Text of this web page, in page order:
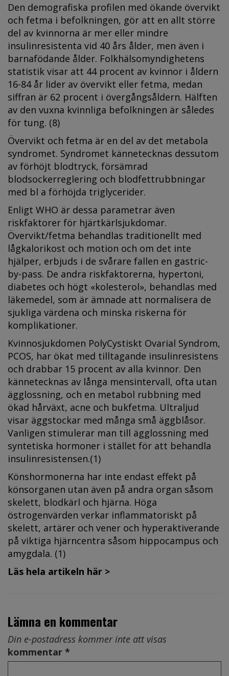
Den demografiska profilen med ökande övervikt
och fetma i befolkningen, gör att en allt större
del av kvinnorna är mer eller mindre
insulinresistenta vid 40 års ålder, men även i
barnafödande ålder. Folkhälsomyndighetens
statistik visar att 44 procent av kvinnor i åldern
16-84 år lider av övervikt eller fetma, medan
siffran är 62 procent i övergångsåldern. Hälften
av den vuxna kvinnliga befolkningen är således
för tung. (8)
Övervikt och fetma är en del av det metabola
syndromet. Syndromet kännetecknas dessutom
av förhöjt blodtryck, försämrad
blodsockerreglering och blodfettrubbningar
med bl a förhöjda triglycerider.
Enligt WHO är dessa parametrar även
riskfaktorer för hjärtkärlsjukdomar.
Övervikt/fetma behandlas traditionellt med
lågkalorikost och motion och om det inte
hjälper, erbjuds i de svårare fallen en gastric-
by-pass. De andra riskfaktorerna, hypertoni,
diabetes och högt «kolesterol», behandlas med
läkemedel, som är ämnade att normalisera de
sjukliga värdena och minska riskerna för
komplikationer.
Kvinnosjukdomen PolyCystiskt Ovarial Syndrom,
PCOS, har ökat med tilltagande insulinresistens
och drabbar 15 procent av alla kvinnor. Den
kännetecknas av långa mensintervall, ofta utan
ägglossning, och en metabol rubbning med
ökad hårväxt, acne och bukfetma. Ultraljud
visar äggstockar med många små äggblåsor.
Vanligen stimulerar man till ägglossning med
syntetiska hormoner i stället för att behandla
insulinresistensen.(1)
Könshormonerna har inte endast effekt på
könsorganen utan även på andra organ såsom
skelett, blodkärl och hjärna. Höga
östrogenvärden verkar inflammatoriskt på
skelett, artärer och vener och hyperaktiverande
på viktiga hjärncentra såsom hippocampus och
amygdala. (1)
Läs hela artikeln här >
Lämna en kommentar
Din e-postadress kommer inte att visas
kommentar *